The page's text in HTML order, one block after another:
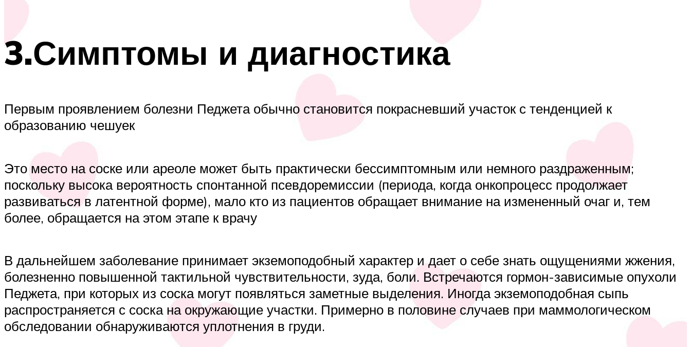
3.Симптомы и диагностика
Первым проявлением болезни Педжета обычно становится покрасневший участок с тенденцией к
образованию чешуек
Это место на соске или ареоле может быть практически бессимптомным или немного раздраженным;
поскольку высока вероятность спонтанной псевдоремиссии (периода, когда онкопроцесс продолжает
развиваться в латентной форме), мало кто из пациентов обращает внимание на измененный очаг и, тем
более, обращается на этом этапе к врачу
В дальнейшем заболевание принимает экземоподобный характер и дает о себе знать ощущениями жжения,
болезненно повышенной тактильной чувствительности, зуда, боли. Встречаются гормон-зависимые опухоли
Педжета, при которых из соска могут появляться заметные выделения. Иногда экземоподобная сыпь
распространяется с соска на окружающие участки. Примерно в половине случаев при маммологическом
обследовании обнаруживаются уплотнения в груди.